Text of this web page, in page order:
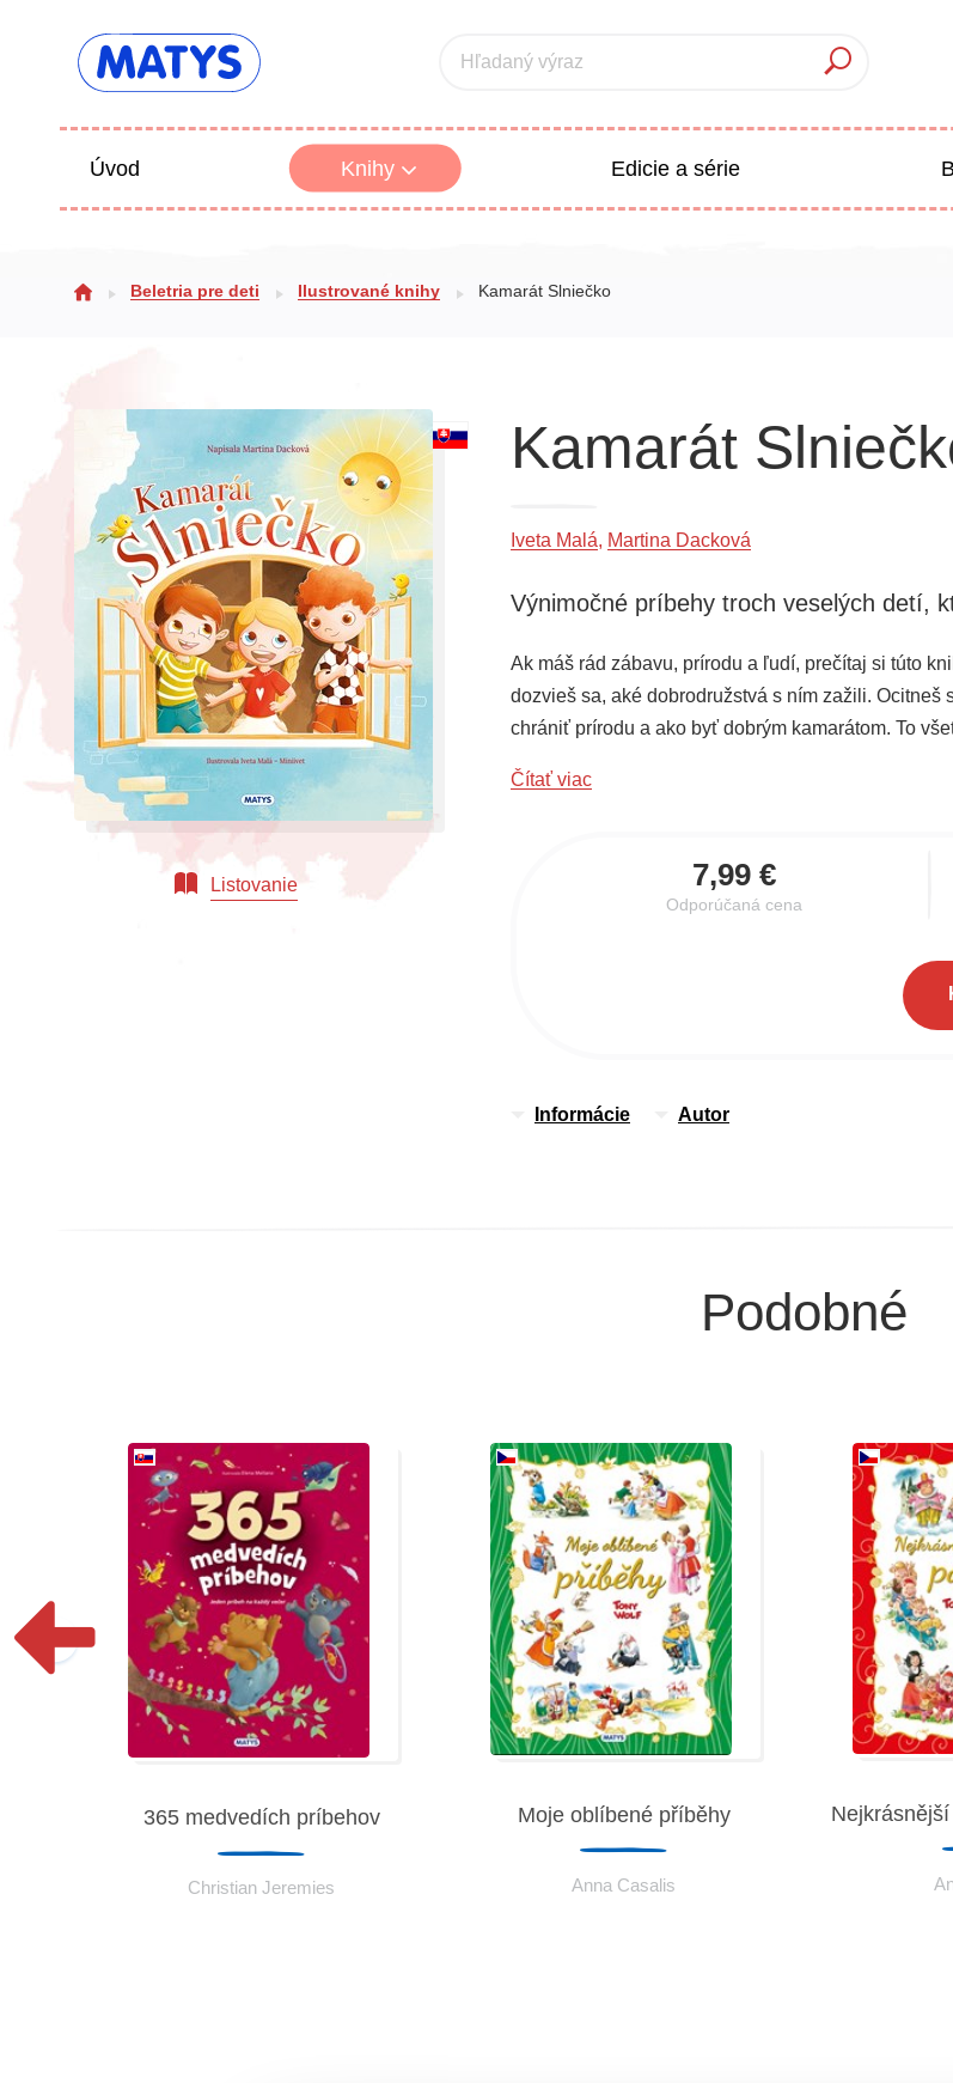
Hľadaný výraz
Úvod Knihy
Všetky kategórie
Edicie a série
Beletria pre deti Ilustrované knihy Kamarát Slniečko
Listovanie
Kamarát
Iveta Malá, Martina Dacková
Výnimočné príbehy troch veselých detí,
Ak máš rád zábavu, prírodu a ľudí, prečítaj si túto
dozvieš sa, aké dobrodružstvá s ním zažili.
chrániť prírodu a ako byť dobrým kamarátom. To
Čítať viac
7,99 €
Odporúčaná cena
Informácie Autor
Podobné
365 medvedích príbehov
Christian Jeremies
Moje oblíbené příběhy
Anna Casalis